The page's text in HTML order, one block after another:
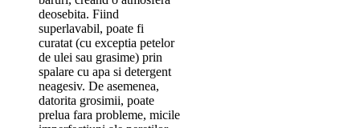
deosebita. Fiind
superlavabil, poate fi
curatat (cu exceptia petelor
de ulei sau grasime) prin
spalare cu apa si detergent
neagesiv. De asemenea,
datorita grosimii, poate
prelua fara probleme, micile